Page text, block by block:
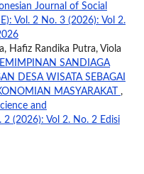
Journal of Social
Vol. 2 No. 3 (2026): Vol 2.
Hafiz Randika Putra, Viola
SANDIAGA
DESA WISATA SEBAGAI
MASYARAKAT ,
and
2 (2026): Vol 2. No. 2 Edisi